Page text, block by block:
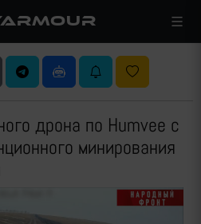
дрона по Humvee c
минирования